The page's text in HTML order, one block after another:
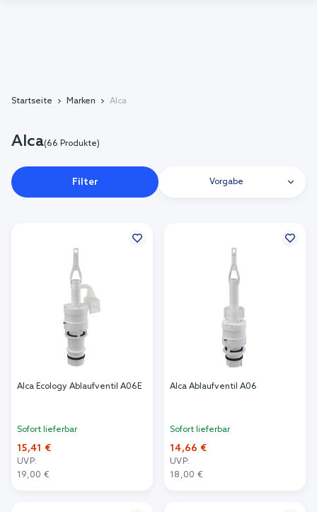
Startseite Marken Alca
Alca(66 Produkte)
Filter Vorgabe
Alca Ecology Ablaufventil A06E
Sofort lieferbar
15,41 €
UVP:
19,00 €
Alca Ablaufventil A06
Sofort lieferbar
14,66 €
UVP:
18,00 €